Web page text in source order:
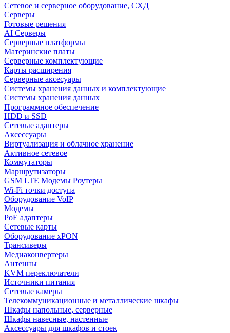
Сетевое и серверное оборудование, СХД
Cерверы
Готовые решения
AI Серверы
Серверные платформы
Материнские платы
Серверные комплектующие
Карты расширения
Серверные аксесуары
Системы хранения данных и комплектующие
Системы хранения данных
Программное обеспечение
HDD и SSD
Сетевые адаптеры
Аксессуары
Виртуализация и облачное хранение
Активное сетевое
Коммутаторы
Маршрутизаторы
GSM LTE Модемы Роутеры
Wi-Fi точки доступа
Оборудование VoIP
Модемы
PoE адаптеры
Сетевые карты
Оборудование xPON
Трансиверы
Медиаконвертеры
Антенны
KVM переключатели
Источники питания
Сетевые камеры
Телекоммуникационные и металлические шкафы
Шкафы напольные, серверные
Шкафы навесные, настенные
Аксессуары для шкафов и стоек